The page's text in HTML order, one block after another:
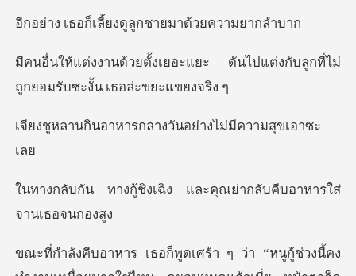
ลี้ยงดูลูกชายมา
แยะ ดันไปแต่งกับลูกที่ไม่
ถูกยอ
ารกลางวันอย่างไม่
งเฉิง และคุณย่ากลับคี
“หนูกู้ช่วงนี้คง